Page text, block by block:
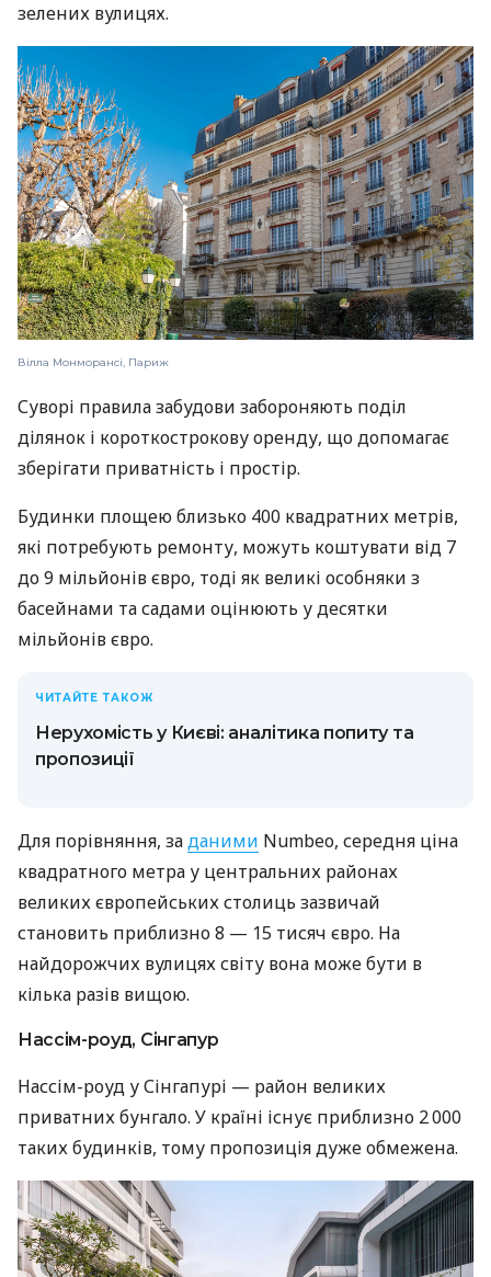
зелених вулицях.
Вілла Монморансі, Париж
Суворі правила забудови забороняють поділ
ділянок і короткострокову оренду, що допомагає
зберігати приватність і простір.
Будинки площею близько 400 квадратних метрів,
які потребують ремонту, можуть коштувати від 7
до 9 мільйонів євро, тоді як великі особняки з
басейнами та садами оцінюють у десятки
мільйонів євро.
ЧИТАЙТЕ ТАКОЖ
Нерухомість у Києві: аналітика попиту та
пропозиції
Для порівняння, заданими Numbeo, середня ціна
квадратного метра у центральних районах
великих європейських столиць зазвичай
становить приблизно 8 — 15 тисяч євро. На
найдорожчих вулицях світу вона може бути в
кілька разів вищою.
Нассім-роуд, Сінгапур
Нассім-роуд у Сінгапурі — район великих
приватних бунгало. У країні існує приблизно 2 000
таких будинків, тому пропозиція дуже обмежена.